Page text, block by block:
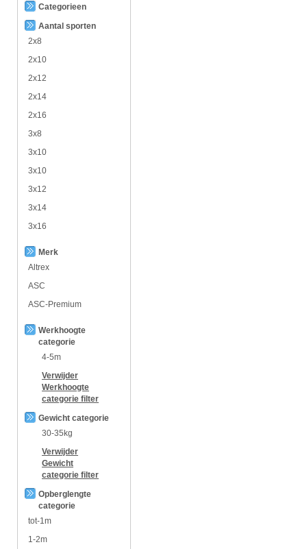
Categorieen
Aantal sporten
2x8
2x10
2x12
2x14
2x16
3x8
3x10
3x10
3x12
3x14
3x16
Merk
Altrex
ASC
ASC-Premium
Werkhoogte
categorie
4-5m
Verwijder
Werkhoogte
categorie filter
Gewicht categorie
30-35kg
Verwijder
Gewicht
categorie filter
Opberglengte
categorie
tot-1m
1-2m